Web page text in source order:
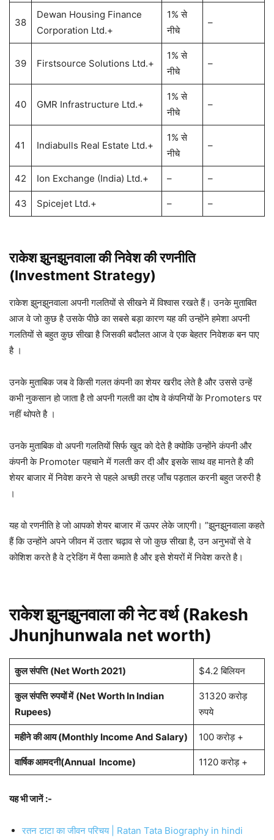
38
Dewan Housing Finance
Corporation Ltd.+
1% से
नीचे
–
39 Firstsource Solutions Ltd.+
1% से
नीचे
–
40 GMR Infrastructure Ltd.+
1% से
नीचे
–
41 Indiabulls Real Estate Ltd.+
1% से
नीचे
–
42 Ion Exchange (India) Ltd.+ – –
43 Spicejet Ltd.+ – –
राकेश झुनझुनवालाकी निवेश की रणनीति
(Investment Strategy)
राकेश झुनझुनवाला अपनी गलतियों से सीखने में विश्वास रखते हैं। उनके मुताबित
आज वे जो कुछ है उसके पीछे का सबसे बड़ा कारण यह की उन्होंने हमेशा अपनी
गलतियों से बहुत कुछ सीखा है जिसकी बदौलत आज वे एक बेहतर निवेशक बन पाए
है ।
उनके मुताबिक जब वे किसी गलत कंपनी का शेयर खरीद लेते है और उससे उन्हें
कभी नुकसान हो जाता है तो अपनी गलती का दोष वे कंपनियों के Promoters पर
नहीं थोपते है ।
उनके मुताबिक वो अपनी गलतियों सिर्फ खुद को देते है क्योकि उन्होंने कंपनी और
कंपनी के Promoter पहचाने में गलती कर दी और इसके साथ वह मानते है की
शेयर बाजार में निवेश करने से पहले अच्छी तरह जाँच पड़ताल करनी बहुत जरुरी है
।
यह वो रणनीति हे जो आपको शेयर बाजार में ऊपर लेके जाएगी। ”झुनझुनवाला कहते
हैं कि उन्होंने अपने जीवन में उतार चढ़ाव से जो कुछ सीखा है, उन अनुभवों से वे
कोशिश करते है वे ट्रेडिंग में पैसा कमाते है और इसे शेयरों में निवेश करते है।
राकेश झुनझुनवाला की नेट वर्थ (Rakesh
Jhunjhunwala net worth)
कुल संपत्ति (Net Worth 2021) $4.2 बिलियन
कुल संपत्ति रुपयों में (Net Worth In Indian
Rupees)
31320 करोड़
रुपये
महीने की आय (Monthly Income And Salary) 100 करोड़ +
वार्षिक आमदनी(Annual Income) 1120 करोड़ +
यह भी जानें :-
रतन टाटा का जीवन परिचय | Ratan Tata Biography in hindi